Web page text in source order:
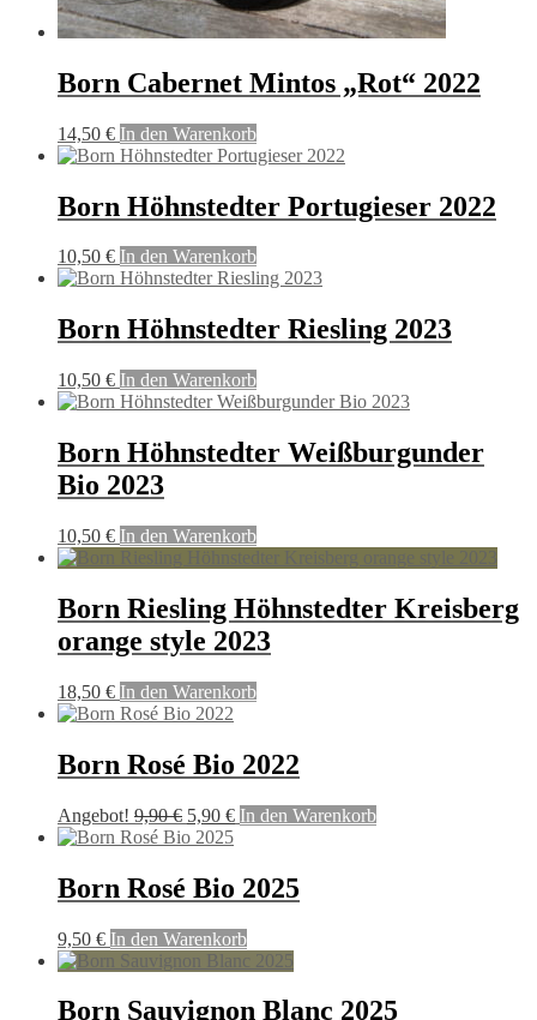
Born Cabernet Mintos „Rot“ 2022
14,50 € In den Warenkorb
Born Höhnstedter Portugieser 2022
10,50 € In den Warenkorb
Born Höhnstedter Riesling 2023
10,50 € In den Warenkorb
Born Höhnstedter Weißburgunder
Bio 2023
10,50 € In den Warenkorb
Born Riesling Höhnstedter Kreisberg
orange style 2023
18,50 € In den Warenkorb
Born Rosé Bio 2022
Angebot! 9,90€ Ursprünglicher
Preis
9,90 €
5,90 €Aktueller
5,90 €.
In den Warenkorb
Born Rosé Bio 2025
9,50 € In den Warenkorb
Born Sauvignon Blanc 2025